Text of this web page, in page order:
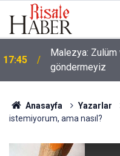
17:45
Malezya: Zulüm
göndermeyiz
Anasayfa Yazarlar
istemiyorum, ama nasıl?